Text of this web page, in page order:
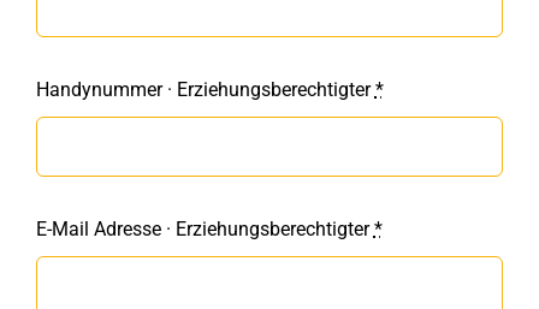
Handynummer · Erziehungsberechtigter*
E-Mail Adresse · Erziehungsberechtigter*